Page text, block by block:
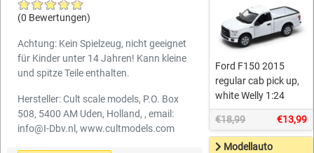
(0 Bewertungen)
Achtung: Kein Spielzeug, nicht geeignet
für Kinder unter 14 Jahren! Kann kleine
und spitze Teile enthalten.
Hersteller: Cult scale models, P.O. Box
508, 5400 AM Uden, Holland, , email:
info@I-Dbv.nl, www.cultmodels.com
Ford F150 2015
regular cab pick up,
white Welly 1:24
€18,99 €13,99
Modellauto